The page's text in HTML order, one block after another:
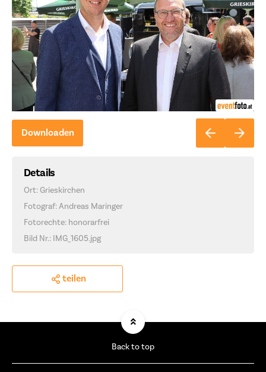
Downloaden
Details
Ort: Grieskirchen
Fotograf: Andreas Maringer
Fotorechte: honorarfrei
Bild Nr.: IMG_1605.jpg
teilen
Back to top